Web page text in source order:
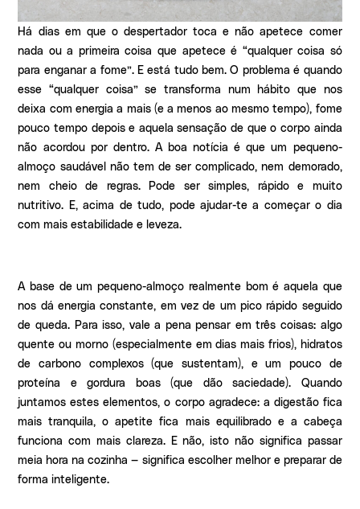
Há dias em que o despertador toca e não apetece comer
nada ou a primeira coisa que apetece é “qualquer coisa só
para enganar a fome”. E está tudo bem. O problema é quando
esse “qualquer coisa” se transforma num hábito que nos
deixa com energia a mais (e a menos ao mesmo tempo), fome
pouco tempo depois e aquela sensação de que o corpo ainda
não acordou por dentro. A boa notícia é que um pequeno-
almoço saudável não tem de ser complicado, nem demorado,
nem cheio de regras. Pode ser simples, rápido e muito
nutritivo. E, acima de tudo, pode ajudar-te a começar o dia
com mais estabilidade e leveza.
A base de um pequeno-almoço realmente bom é aquela que
nos dá energia constante, em vez de um pico rápido seguido
de queda. Para isso, vale a pena pensar em três coisas: algo
quente ou morno (especialmente em dias mais frios), hidratos
de carbono complexos (que sustentam), e um pouco de
proteína e gordura boas (que dão saciedade). Quando
juntamos estes elementos, o corpo agradece: a digestão fica
mais tranquila, o apetite fica mais equilibrado e a cabeça
funciona com mais clareza. E não, isto não significa passar
meia hora na cozinha — significa escolher melhor e preparar de
forma inteligente.